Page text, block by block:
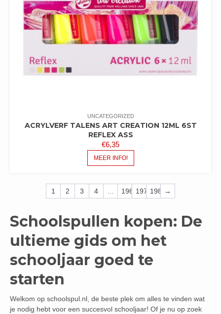
UNCATEGORIZED
ACRYLVERF TALENS ART CREATION 12ML 6ST
REFLEX ASS
€6,35
MEER INFO!
1 2 3 4 … 196 197 198 →
Schoolspullen kopen: De
ultieme gids om het
schooljaar goed te
starten
Welkom op schoolspul.nl, de beste plek om alles te vinden wat
je nodig hebt voor een succesvol schooljaar! Of je nu op zoek